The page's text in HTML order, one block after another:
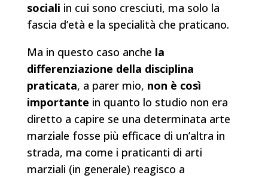
sociali in cui sono cresciuti, ma solo la
fascia d’età e la specialità che praticano.
Ma in questo caso anche la
differenziazione della disciplina
praticata, a parer mio, non è così
importante in quanto lo studio non era
diretto a capire se una determinata arte
marziale fosse più efficace di un’altra in
strada, ma come i praticanti di arti
marziali (in generale) reagisco a